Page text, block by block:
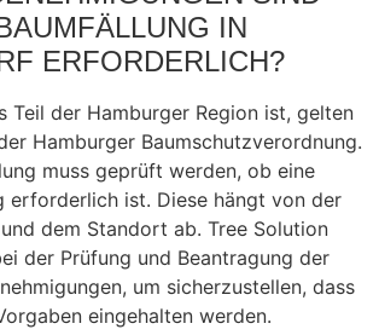
IN
ERFORDERLICH?
Teil der Hamburger Region ist, gelten
Hamburger Baumschutzverordnung.
muss geprüft werden, ob eine
erforderlich ist. Diese hängt von der
dem Standort ab. Tree Solution
der Prüfung und Beantragung der
um sicherzustellen, dass
eingehalten werden.